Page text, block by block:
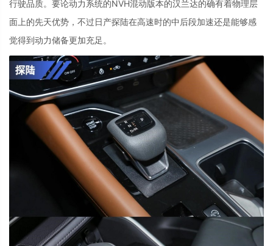
行驶品质。要论动力系统的NVH混动版本的汉兰达的确有着物理层
面上的先天优势，不过日产探陆在高速时的中后段加速还是能够感
觉得到动力储备更加充足。